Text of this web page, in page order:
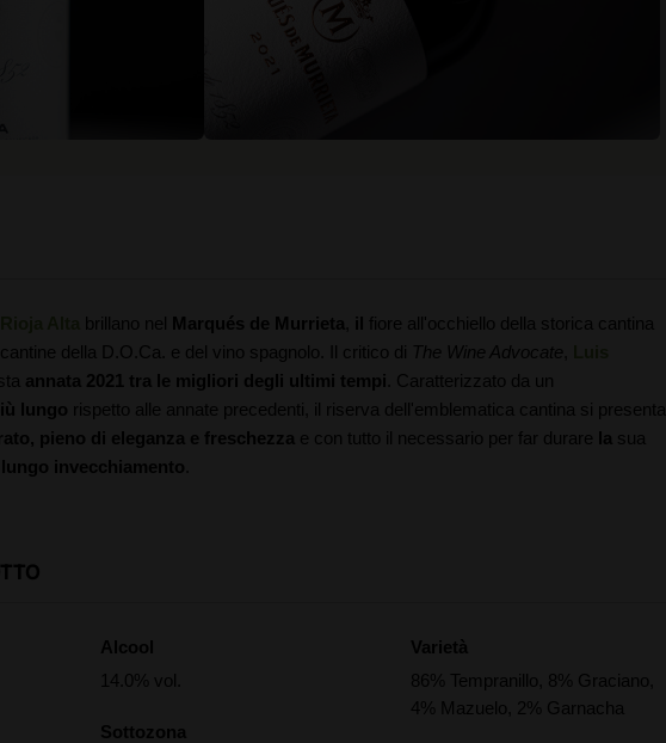
brillano nel Marqués de Murrieta il fiore all'occhiello della storica cantina
della D.O.Ca. e del vino spagnolo. Il critico di The Wine Advocate
annata 2021 tra le migliori degli ultimi tempi . Caratterizzato da un
lungo rispetto alle annate precedenti, il riserva dell'emblematica cantina si presenta
pieno di eleganza e freschezza e con tutto il necessario per far durare la sua
lungo invecchiamento
Alcool
14.0% vol.
Sottozona
Varietà
86% Tempranillo, 8% Graciano,
4% Mazuelo, 2% Garnacha